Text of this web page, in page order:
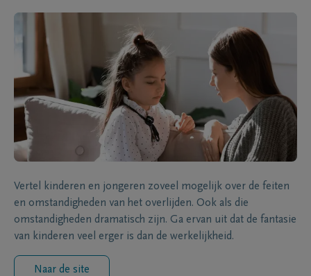
Vertel kinderen en jongeren zoveel mogelijk over de feiten
en omstandigheden van het overlijden. Ook als die
omstandigheden dramatisch zijn. Ga ervan uit dat de fantasie
van kinderen veel erger is dan de werkelijkheid.
Naar de site